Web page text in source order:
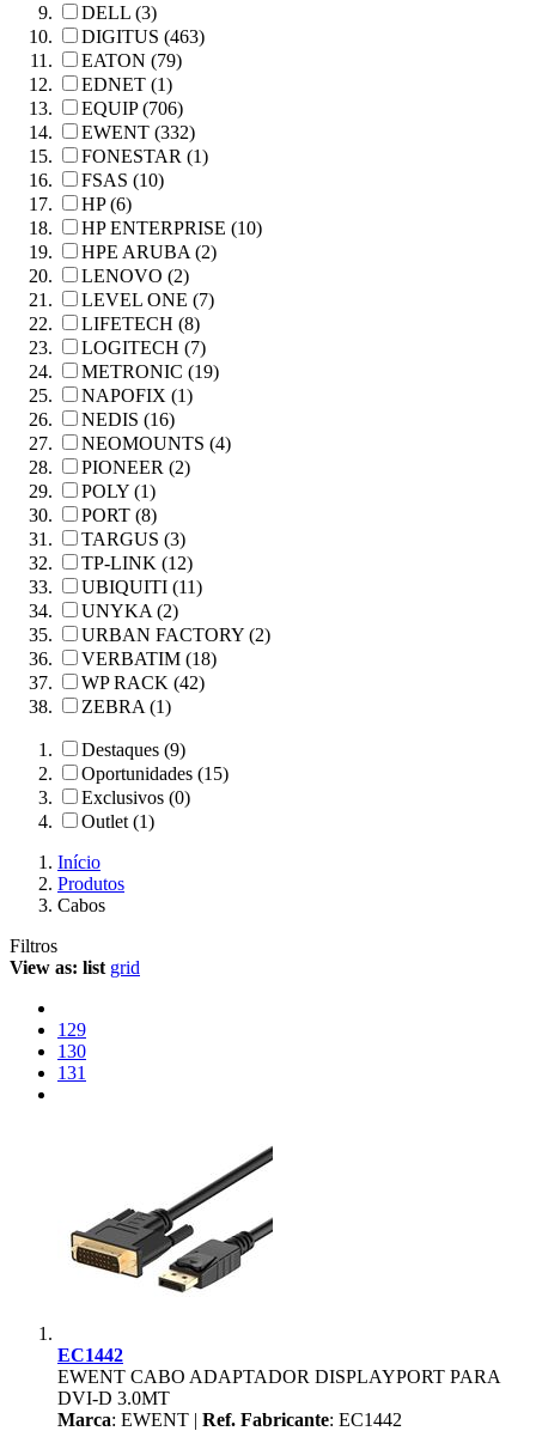
DELL (3)
DIGITUS (463)
EATON (79)
EDNET (1)
EQUIP (706)
EWENT (332)
FONESTAR (1)
FSAS (10)
HP (6)
HP ENTERPRISE (10)
HPE ARUBA (2)
LENOVO (2)
LEVEL ONE (7)
LIFETECH (8)
LOGITECH (7)
METRONIC (19)
NAPOFIX (1)
NEDIS (16)
NEOMOUNTS (4)
PIONEER (2)
POLY (1)
PORT (8)
TARGUS (3)
TP-LINK (12)
UBIQUITI (11)
UNYKA (2)
URBAN FACTORY (2)
VERBATIM (18)
WP RACK (42)
ZEBRA (1)
Destaques (9)
Oportunidades (15)
Exclusivos (0)
Outlet (1)
Início
Produtos
Cabos
Filtros
View as: list grid
129
130
131
EC1442
EWENT CABO ADAPTADOR DISPLAYPORT PARA
DVI-D 3.0MT
Marca: EWENT | Ref. Fabricante: EC1442